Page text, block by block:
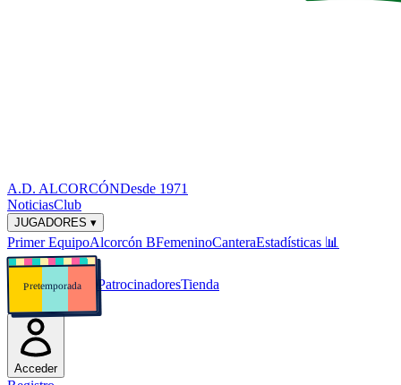
A.D. ALCORCÓNDesde 1971
NoticiasClub
JUGADORES ▾
Primer EquipoAlcorcón BFemeninoCanteraEstadísticas 📊
Pretemporada PatrocinadoresTienda
Acceder